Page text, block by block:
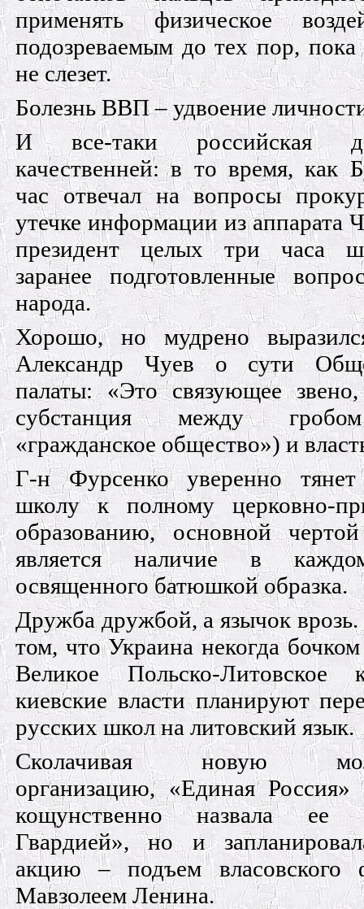
применять физическое
подозреваемым до тех пор, пока
не слезет.
Болезнь ВВП – удвоение
И все-таки российская
качественней: в то время, как
час отвечал на вопросы
утечке информации из аппарата
президент целых три часа
заранее подготовленные
народа.
Хорошо, но мудрено
Александр Чуев о сути
палаты: «Это связующее
субстанция между
«гражданское общество») и
Г-н Фурсенко уверенно
школу к полному церковно-
образованию, основной
является наличие в
освященного батюшкой образка.
Дружба дружбой, а язычок
том, что Украина некогда
Великое Польско-Литовское
киевские власти планируют
русских школ на литовский язык.
Сколачивая новую
организацию, «Единая Россия»
кощунственно назвала ее
Гвардией», но и
акцию – подъем власовского
Мавзолеем Ленина.